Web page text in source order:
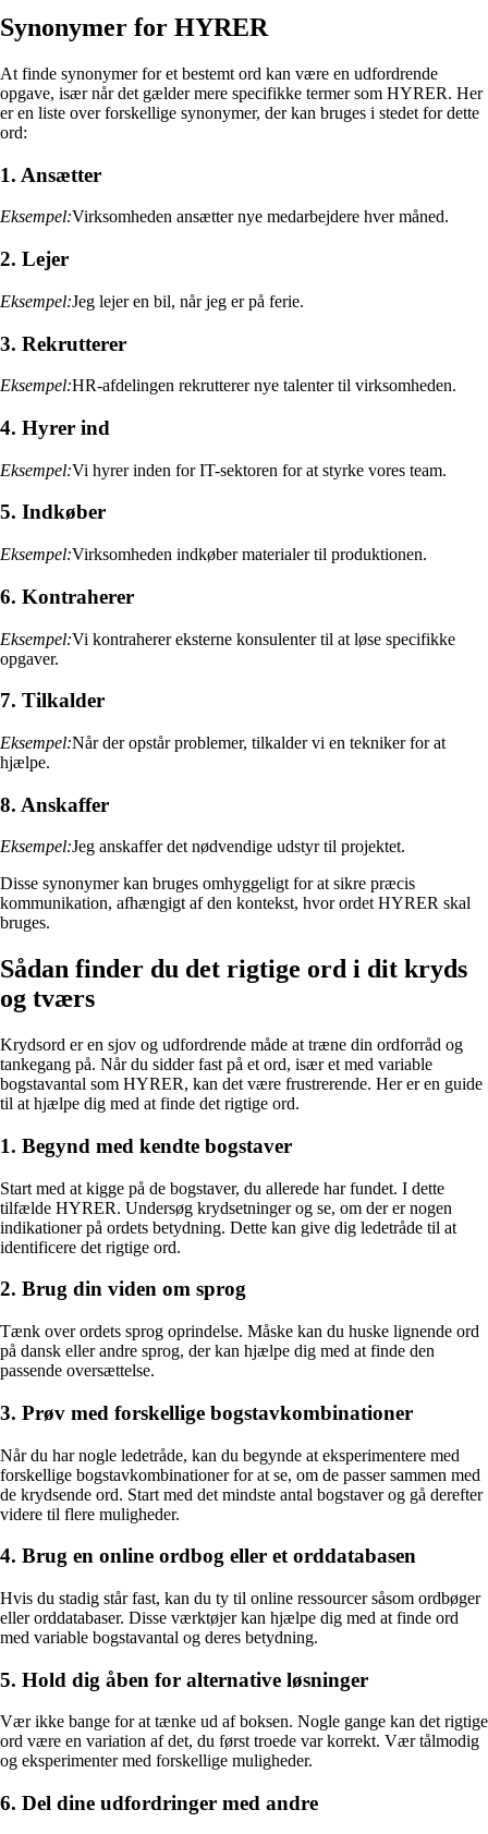
Synonymer for HYRER
At finde synonymer for et bestemt ord kan være en udfordrende
opgave, især når det gælder mere specifikke termer som HYRER. Her
er en liste over forskellige synonymer, der kan bruges i stedet for dette
ord:
1. Ansætter
Eksempel:Virksomheden ansætter nye medarbejdere hver måned.
2. Lejer
Eksempel:Jeg lejer en bil, når jeg er på ferie.
3. Rekrutterer
Eksempel:HR-afdelingen rekrutterer nye talenter til virksomheden.
4. Hyrer ind
Eksempel:Vi hyrer inden for IT-sektoren for at styrke vores team.
5. Indkøber
Eksempel:Virksomheden indkøber materialer til produktionen.
6. Kontraherer
Eksempel:Vi kontraherer eksterne konsulenter til at løse specifikke
opgaver.
7. Tilkalder
Eksempel:Når der opstår problemer, tilkalder vi en tekniker for at
hjælpe.
8. Anskaffer
Eksempel:Jeg anskaffer det nødvendige udstyr til projektet.
Disse synonymer kan bruges omhyggeligt for at sikre præcis
kommunikation, afhængigt af den kontekst, hvor ordet HYRER skal
bruges.
Sådan finder du det rigtige ord i dit kryds
og tværs
Krydsord er en sjov og udfordrende måde at træne din ordforråd og
tankegang på. Når du sidder fast på et ord, især et med variable
bogstavantal som HYRER, kan det være frustrerende. Her er en guide
til at hjælpe dig med at finde det rigtige ord.
1. Begynd med kendte bogstaver
Start med at kigge på de bogstaver, du allerede har fundet. I dette
tilfælde HYRER. Undersøg krydsetninger og se, om der er nogen
indikationer på ordets betydning. Dette kan give dig ledetråde til at
identificere det rigtige ord.
2. Brug din viden om sprog
Tænk over ordets sprog oprindelse. Måske kan du huske lignende ord
på dansk eller andre sprog, der kan hjælpe dig med at finde den
passende oversættelse.
3. Prøv med forskellige bogstavkombinationer
Når du har nogle ledetråde, kan du begynde at eksperimentere med
forskellige bogstavkombinationer for at se, om de passer sammen med
de krydsende ord. Start med det mindste antal bogstaver og gå derefter
videre til flere muligheder.
4. Brug en online ordbog eller et orddatabasen
Hvis du stadig står fast, kan du ty til online ressourcer såsom ordbøger
eller orddatabaser. Disse værktøjer kan hjælpe dig med at finde ord
med variable bogstavantal og deres betydning.
5. Hold dig åben for alternative løsninger
Vær ikke bange for at tænke ud af boksen. Nogle gange kan det rigtige
ord være en variation af det, du først troede var korrekt. Vær tålmodig
og eksperimenter med forskellige muligheder.
6. Del dine udfordringer med andre